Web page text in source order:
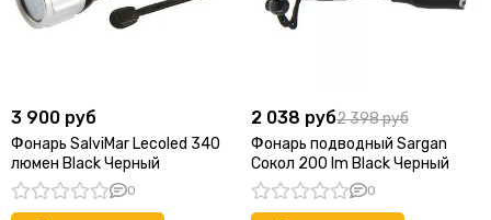
3 900 руб
Фонарь SalviMar Lecoled 340
люмен Black Черный
0
2 038 руб2 398 руб
Фонарь подводный Sargan
Сокол 200 lm Black Черный
0